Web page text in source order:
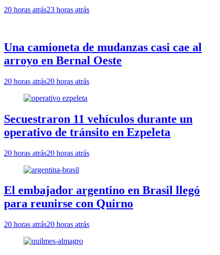
20 horas atrás23 horas atrás
Una camioneta de mudanzas casi cae al
arroyo en Bernal Oeste
20 horas atrás20 horas atrás
Secuestraron 11 vehículos durante un
operativo de tránsito en Ezpeleta
20 horas atrás20 horas atrás
El embajador argentino en Brasil llegó
para reunirse con Quirno
20 horas atrás20 horas atrás